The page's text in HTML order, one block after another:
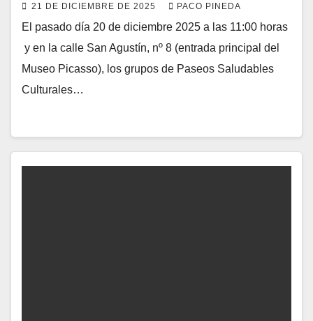
21 DE DICIEMBRE DE 2025 PACO PINEDA
El pasado día 20 de diciembre 2025 a las 11:00 horas
y en la calle San Agustín, nº 8 (entrada principal del
Museo Picasso), los grupos de Paseos Saludables
Culturales…